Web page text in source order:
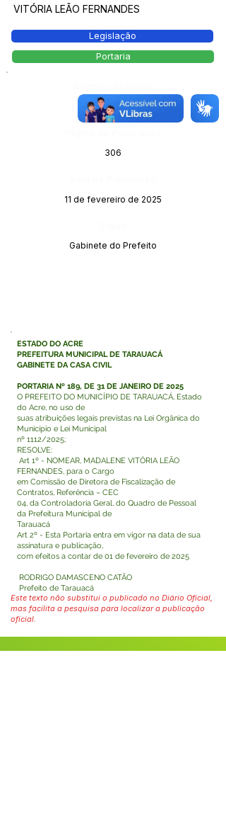
VITÓRIA LEÃO FERNANDES
Legislação
Portaria
13961
306
11 de fevereiro de 2025
Gabinete do Prefeito
ESTADO DO ACRE
PREFEITURA MUNICIPAL DE TARAUACÁ
GABINETE DA CASA CIVIL
PORTARIA Nº 189, DE 31 DE JANEIRO DE 2025
O PREFEITO DO MUNICÍPIO DE TARAUACÁ, Estado
do Acre, no uso de
suas atribuições legais previstas na Lei Orgânica do
Município e Lei Municipal
nº 1112/2025;
RESOLVE:
Art 1º - NOMEAR, MADALENE VITÓRIA LEÃO
FERNANDES, para o Cargo
em Comissão de Diretora de Fiscalização de
Contratos, Referência – CEC
04, da Controladoria Geral, do Quadro de Pessoal
da Prefeitura Municipal de
Tarauacá
Art 2º - Esta Portaria entra em vigor na data de sua
assinatura e publicação,
com efeitos a contar de 01 de fevereiro de 2025
RODRIGO DAMASCENO CATÃO
Prefeito de Tarauacá
Este texto não substitui o publicado no Diário Oficial,
mas facilita a pesquisa para localizar a publicação
oficial.